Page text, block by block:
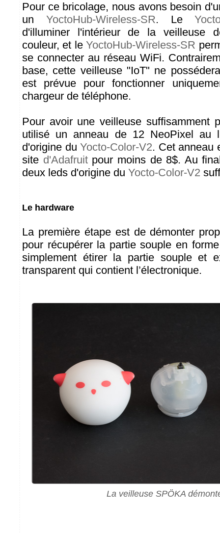
Pour ce bricolage, nous avons besoin
un YoctoHub-Wireless-SR. Le
d'illuminer l'intérieur de la veilleuse
couleur, et leYoctoHub-Wireless-SR
se connecter au réseau WiFi.
base, cette veilleuse "IoT" ne
est prévue pour fonctionner
chargeur de téléphone.
Pour avoir une veilleuse suffisamment
utilisé un anneau de 12 NeoPixel au
d'origine du Yocto-Color-V2. Cet anneau
site d'Adafruitpour moins de 8$. Au
deux leds d'origine du Yocto-Color-V2
Le hardware
La première étape est de démonter
pour récupérer la partie souple en
simplement étirer la partie souple et
transparent qui contient l’électronique.
La veilleuse SPÖKA